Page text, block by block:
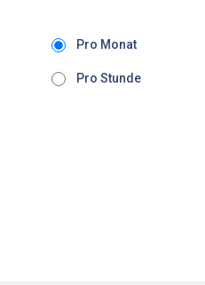
Pro Monat
Pro Stunde